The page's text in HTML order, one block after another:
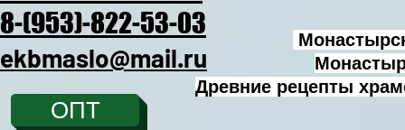
ОПТ
8-(953)-822-53-03
ekbmaslo@mail.ru
Древние рецепты